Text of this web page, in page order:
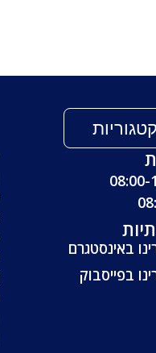
באינסטגרם
בפייסבוק